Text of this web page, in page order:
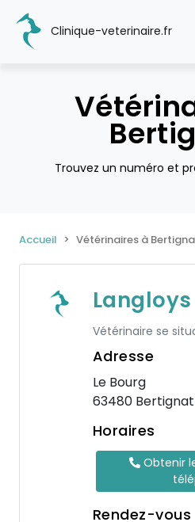
Clinique-veterinaire.fr
Trouvez un numéro et
Accueil Vétérinaires à
Langloys
Vétérinaire se
Adresse
Le Bourg
63480 Bertignat
Horaires
Obtenir
Rendez-